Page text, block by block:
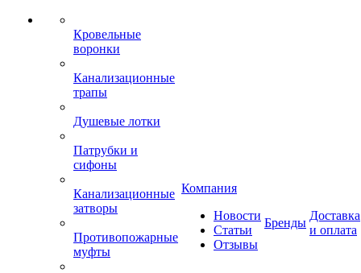
Кровельные
воронки
Канализационные
трапы
Душевые лотки
Патрубки и
сифоны
Канализационные
затворы
Противопожарные
муфты
Компания
Новости
Статьи
Отзывы
Бренды
Доставка
и оплата